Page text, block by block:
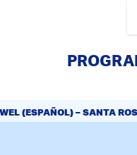
(ESPAÑOL) – SANTA